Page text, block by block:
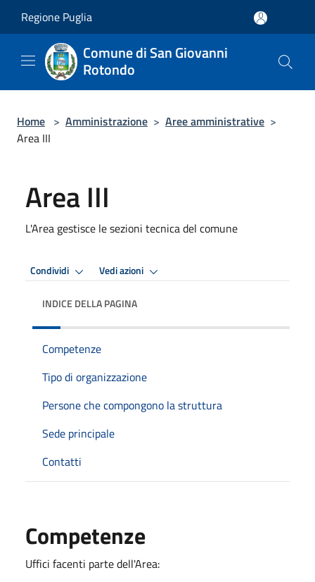
Regione Puglia
Comune di San Giovanni
Rotondo
Home > Amministrazione > Aree amministrative >
Area III
Area III
L'Area gestisce le sezioni tecnica del comune
Condividi Vedi azioni
INDICE DELLA PAGINA
Competenze
Tipo di organizzazione
Persone che compongono la struttura
Sede principale
Contatti
Competenze
Uffici facenti parte dell'Area: